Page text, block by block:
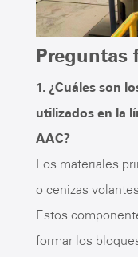
Preguntas
1. ¿Cuáles son
utilizados en la
AAC?
Los materiales
o cenizas
Estos
formar los